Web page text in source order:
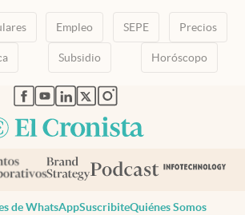
Empleo SEPE Precios
Subsidio Horóscopo
abre en nueva pestaña
abre en nueva pestaña
abre en nueva pestaña
abre en nueva pestaña
abre en nueva pestaña
de WhatsAppSuscribiteQuiénes Somos